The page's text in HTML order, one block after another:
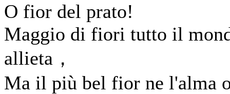
O fior del prato!
Maggio di fiori tutto il
allieta，
Ma il più bel fior ne l'alma